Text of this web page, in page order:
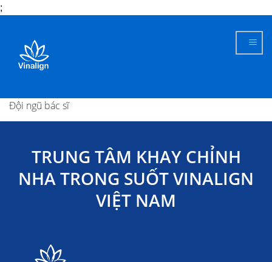
;
content
Đội ngũ bác sĩ
TRUNG TÂM KHAY CHỈNH
NHA TRONG SUỐT VINALIGN
VIỆT NAM